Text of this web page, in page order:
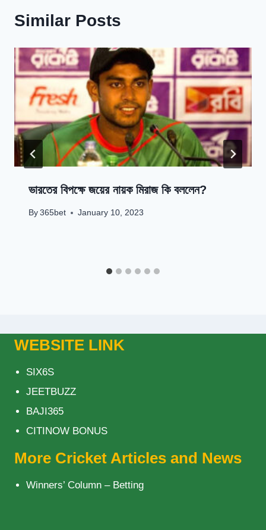
Similar Posts
ভারতের বিপক্ষে জয়ের নায়ক মিরাজ কি বললেন?
By 365bet January 10, 2023
WEBSITE LINK
SIX6S
JEETBUZZ
BAJI365
CITINOW BONUS
More Cricket Articles and News
Winners’ Column – Betting